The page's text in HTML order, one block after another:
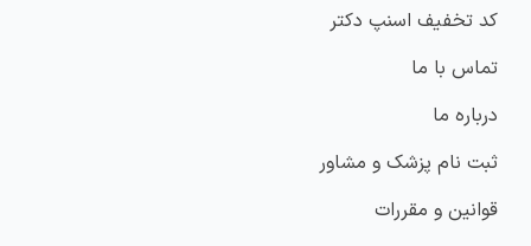
کد تخفیف اسنپ دکتر
تماس با ما
درباره ما
ثبت نام پزشک و مشاور
قوانین و مقررات